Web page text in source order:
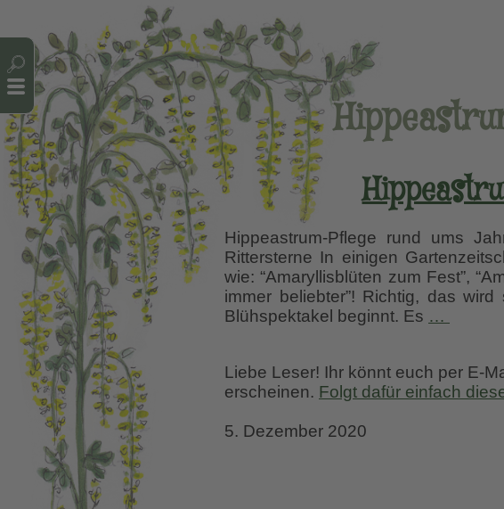
Hippeastrum-Pflege rund ums
Rittersterne In einigen
wie: “Amaryllisblüten zum Fest”,
immer beliebter”! Richtig, das
Blühspektakel beginnt. Es …
zum
Fest
Liebe Leser! Ihr könnt euch per E-
erscheinen. Folgt dafür einfach
5. Dezember 2020
Cookie-Einstellungen